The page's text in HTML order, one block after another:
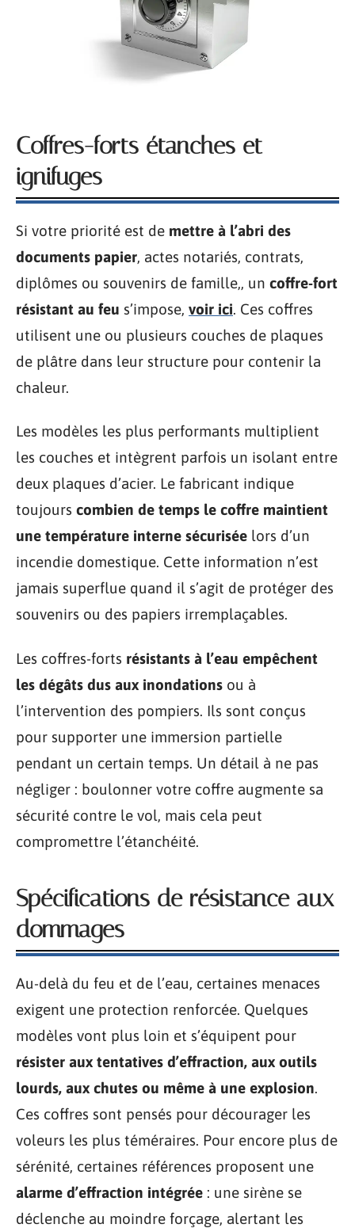
Coffres-forts étanches et
ignifuges
Si votre priorité est de mettre à l’abri des
documents papier, actes notariés, contrats,
diplômes ou souvenirs de famille,, un coffre-fort
résistant au feu s’impose, voir ici. Ces coffres
utilisent une ou plusieurs couches de plaques
de plâtre dans leur structure pour contenir la
chaleur.
Les modèles les plus performants multiplient
les couches et intègrent parfois un isolant entre
deux plaques d’acier. Le fabricant indique
toujours combien de temps le coffre maintient
une température interne sécurisée lors d’un
incendie domestique. Cette information n’est
jamais superflue quand il s’agit de protéger des
souvenirs ou des papiers irremplaçables.
Les coffres-forts résistants à l’eau empêchent
les dégâts dus aux inondations ou à
l’intervention des pompiers. Ils sont conçus
pour supporter une immersion partielle
pendant un certain temps. Un détail à ne pas
négliger : boulonner votre coffre augmente sa
sécurité contre le vol, mais cela peut
compromettre l’étanchéité.
Spécifications de résistance aux
dommages
Au-delà du feu et de l’eau, certaines menaces
exigent une protection renforcée. Quelques
modèles vont plus loin et s’équipent pour
résister aux tentatives d’effraction, aux outils
lourds, aux chutes ou même à une explosion.
Ces coffres sont pensés pour décourager les
voleurs les plus téméraires. Pour encore plus de
sérénité, certaines références proposent une
alarme d’effraction intégrée : une sirène se
déclenche au moindre forçage, alertant les